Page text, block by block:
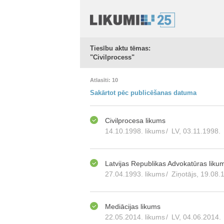
Tiesību aktu tēmas:
"Civilprocess"
Atlasīti: 10
Sakārtot pēc publicēšanas datuma
Civilprocesa likums
14.10.1998. likums/ LV, 03.11.1998.
Latvijas Republikas Advokatūras
27.04.1993. likums/ Ziņotājs,
Mediācijas likums
22.05.2014. likums/ LV, 04.06.2014.